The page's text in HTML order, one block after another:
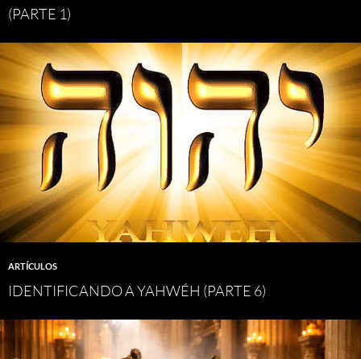
(PARTE 1)
ARTÍCULOS
IDENTIFICANDO A YAHWÉH (PARTE 6)